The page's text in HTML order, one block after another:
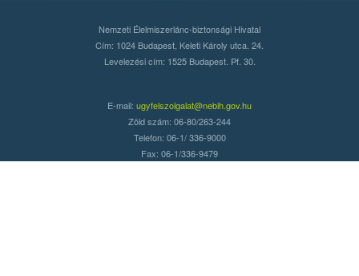
Nemzeti Élelmiszerlánc-biztonsági Hivatal
Cím: 1024 Budapest, Keleti Károly utca. 24.
Levelezési cím: 1525 Budapest. Pf. 30.
E-mail: ugyfelszolgalat@nebih.gov.hu
Zöld szám: 06-80/263-244
Telefon: 06-1/ 336-9000
Fax: 06-1/336-9479